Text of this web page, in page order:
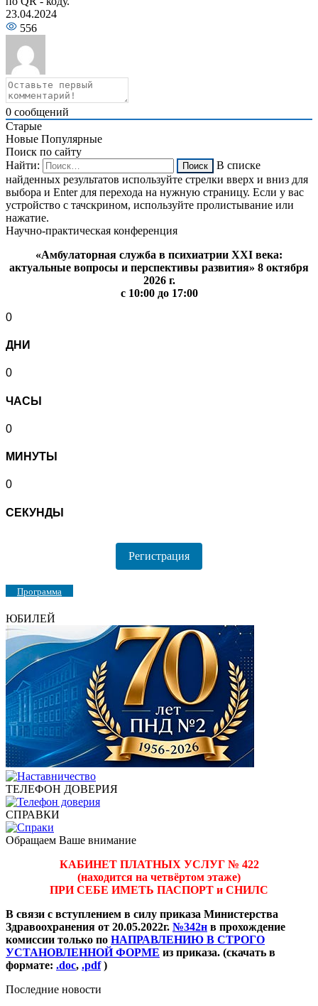
23.04.2024
556
0 сообщений
Старые
Новые Популярные
Поиск по сайту
Найти:
В списке
найденных результатов используйте стрелки вверх и вниз для
выбора и Enter для перехода на нужную страницу. Если у вас
устройство с тачскрином, используйте пролистывание или
нажатие.
Научно-практическая конференция
«Амбулаторная служба в психиатрии XXI века:
актуальные вопросы и перспективы развития» 8 октября
2026 г.
с 10:00 до 17:00
0
ДНИ
0
ЧАСЫ
0
МИНУТЫ
0
СЕКУНДЫ
Регистрация
Программа
ЮБИЛЕЙ
ТЕЛЕФОН ДОВЕРИЯ
СПРАВКИ
Обращаем Ваше внимание
КАБИНЕТ ПЛАТНЫХ УСЛУГ № 422
(находится на четвёртом этаже)
ПРИ СЕБЕ ИМЕТЬ ПАСПОРТ и СНИЛС
В связи с вступлением в силу приказа Министерства
Здравоохранения от 20.05.2022г. №342н в прохождение
комиссии только по НАПРАВЛЕНИЮ В СТРОГО
УСТАНОВЛЕННОЙ ФОРМЕ из приказа. (скачать в
формате: .doc, .pdf)
Последние новости